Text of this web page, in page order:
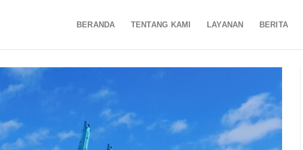
BERANDA TENTANG KAMI LAYANAN BERITA